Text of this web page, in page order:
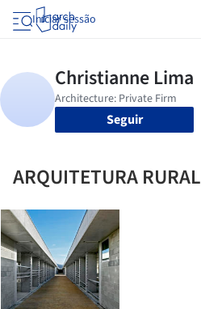
Iniciar sessão
Seguir
ARQUITETURA RURAL